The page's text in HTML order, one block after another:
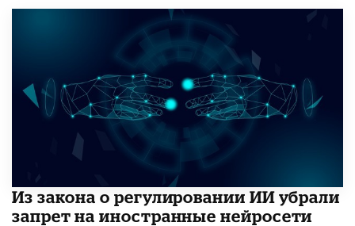
Из закона о регулировании ИИ убрали
запрет на иностранные нейросети